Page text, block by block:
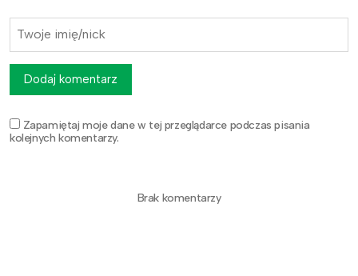
Zapamiętaj moje dane w tej przeglądarce podczas pisania
kolejnych komentarzy.
Dodaj komentarz
Brak komentarzy